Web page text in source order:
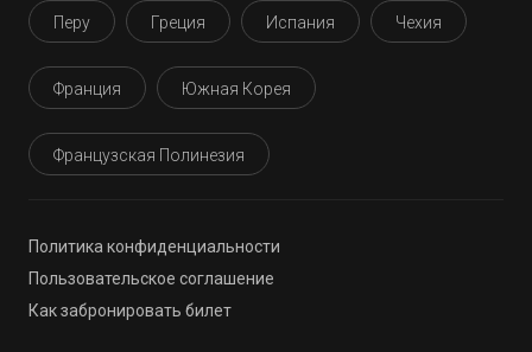
Перу Греция Испания Чехия
Франция Южная Корея
Французская Полинезия
Политика конфиденциальности
Пользовательское соглашение
Как забронировать билет